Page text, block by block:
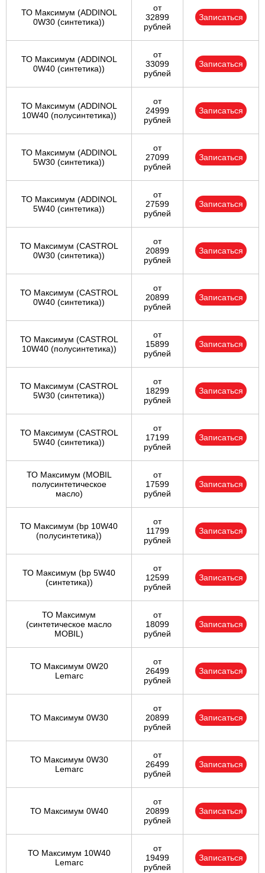
ТО Максимум (ADDINOL
0W30 (синтетика))
от
32899
рублей
Записаться
ТО Максимум (ADDINOL
0W40 (синтетика))
от
33099
рублей
Записаться
ТО Максимум (ADDINOL
10W40 (полусинтетика))
от
24999
рублей
Записаться
ТО Максимум (ADDINOL
5W30 (синтетика))
от
27099
рублей
Записаться
ТО Максимум (ADDINOL
5W40 (синтетика))
от
27599
рублей
Записаться
ТО Максимум (CASTROL
0W30 (синтетика))
от
20899
рублей
Записаться
ТО Максимум (CASTROL
0W40 (синтетика))
от
20899
рублей
Записаться
ТО Максимум (CASTROL
10W40 (полусинтетика))
от
15899
рублей
Записаться
ТО Максимум (CASTROL
5W30 (синтетика))
от
18299
рублей
Записаться
ТО Максимум (CASTROL
5W40 (синтетика))
от
17199
рублей
Записаться
ТО Максимум (MOBIL
полуcинтетическое
масло)
от
17599
рублей
Записаться
ТО Максимум (bp 10W40
(полусинтетика))
от
11799
рублей
Записаться
ТО Максимум (bp 5W40
(синтетика))
от
12599
рублей
Записаться
ТО Максимум
(cинтетическое масло
MOBIL)
от
18099
рублей
Записаться
ТО Максимум 0W20
Lemarc
от
26499
рублей
Записаться
ТО Максимум 0W30
от
20899
рублей
Записаться
ТО Максимум 0W30
Lemarc
от
26499
рублей
Записаться
ТО Максимум 0W40
от
20899
рублей
Записаться
ТО Максимум 10W40
Lemarc
от
19499
рублей
Записаться